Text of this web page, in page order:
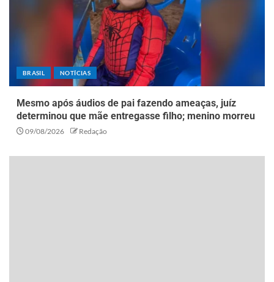
BRASIL NOTÍCIAS
Mesmo após áudios de pai fazendo ameaças, juíz
determinou que mãe entregasse filho; menino morreu
09/08/2026 Redação